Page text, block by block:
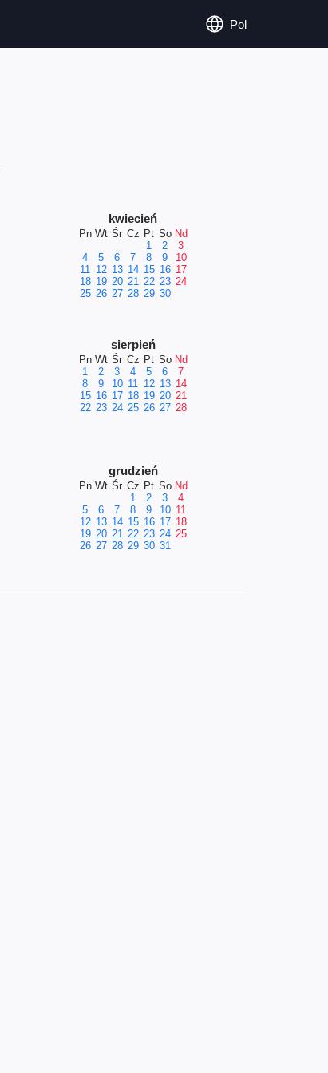
Pol
kwiecień
Pn Wt Śr Cz Pt So Nd
1
2
3
4
5 6 7 8 9
10
11 12 13 14 15 16 17
18 19 20 21 22 23 24
25 26 27 28 29 30
sierpień
Pn Wt Śr Cz Pt So Nd
1
2 3 4 5 6
7
8
9 10 11 12 13 14
15 16 17 18 19 20 21
22 23 24 25 26 27 28
grudzień
Pn Wt Śr Cz Pt So Nd
1
2 3
4
5
6 7 8 9 10 11
12 13 14 15 16 17 18
19 20 21 22 23 24 25
26 27 28 29 30 31